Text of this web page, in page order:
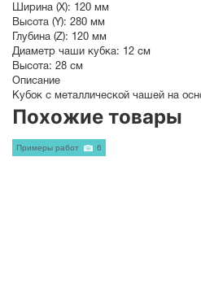
Ширина (X): 120 мм
Высота (Y): 280 мм
Глубина (Z): 120 мм
Диаметр чаши кубка: 12 см
Высота: 28 см
Описание
Кубок с металлической чашей на
Похожие товары
Примеры работ 6